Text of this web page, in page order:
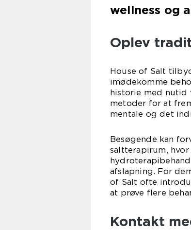
wellness og
Oplev
House of Salt
imødekomme
historie med nutid
metoder for at
mentale og det
Besøgende kan
saltterapirum,
afslapning. For
of Salt ofte
at prøve flere
Kontakt